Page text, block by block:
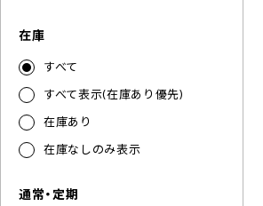
在庫
すべて
すべて表示(在庫あり優先)
在庫あり
在庫なしのみ表示
通常・定期